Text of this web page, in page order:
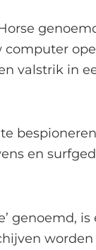
valstrik in
en
genoemd,